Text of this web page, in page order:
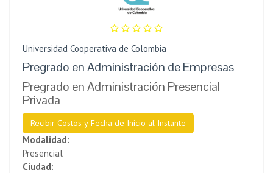
Universidad Cooperativa de Colombia
Pregrado en Administración de Empresas
Pregrado en Administración Presencial
Privada
Recibir Costos y Fecha de Inicio al Instante
Modalidad:
Presencial
Ciudad: